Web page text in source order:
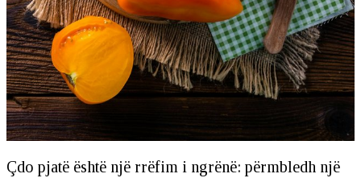
Çdo pjatë është një rrëfim i ngrënë: përmbledh një